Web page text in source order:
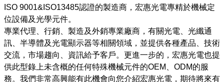
ISO 9001&ISO13485認證的製造商，宏惠光電專精於機械定
位設備及光學元件。
專業代理、行銷、製造及外銷專業廠商，有關光電、光纖通
訊、半導體及光電顯示器等相關領域，並提供各種產品、技術
交流，市場趨向、資訊給予客戶。更進一步的，宏惠光電也提
供此型錄上未含概的任何特殊機械元件的OEM、ODM的服
務。我們非常高興能有此機會向您介紹宏惠光電，期待將來有